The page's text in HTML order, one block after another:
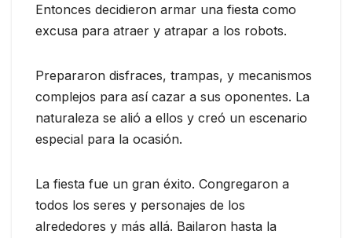
Entonces decidieron armar una fiesta como
excusa para atraer y atrapar a los robots.
Prepararon disfraces, trampas, y mecanismos
complejos para así cazar a sus oponentes. La
naturaleza se alió a ellos y creó un escenario
especial para la ocasión.
La fiesta fue un gran éxito. Congregaron a
todos los seres y personajes de los
alrededores y más allá. Bailaron hasta la